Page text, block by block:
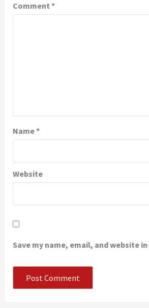
Comment *
Name*
Website
Save my name, email, and website